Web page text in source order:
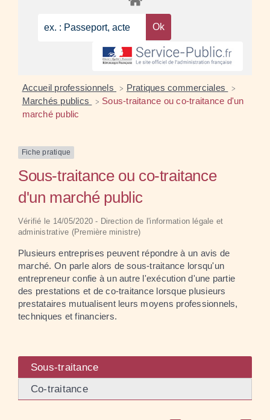
Accueil professionnels > Pratiques commerciales >
Marchés publics > Sous-traitance ou co-traitance d'un
marché public
Fiche pratique
Sous-traitance ou co-traitance
d'un marché public
Vérifié le 14/05/2020 - Direction de l'information légale et
administrative (Première ministre)
Plusieurs entreprises peuvent répondre à un avis de
marché. On parle alors de sous-traitance lorsqu'un
entrepreneur confie à un autre l'exécution d'une partie
des prestations et de co-traitance lorsque plusieurs
prestataires mutualisent leurs moyens professionnels,
techniques et financiers.
Sous-traitance
Co-traitance